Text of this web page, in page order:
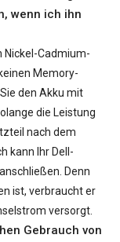
wenn ich ihn
Nickel-Cadmium-
Memory-
den Akku mit
die Leistung
nach dem
kann Ihr Dell-
Denn
ist, verbraucht er
versorgt.
Gebrauch von